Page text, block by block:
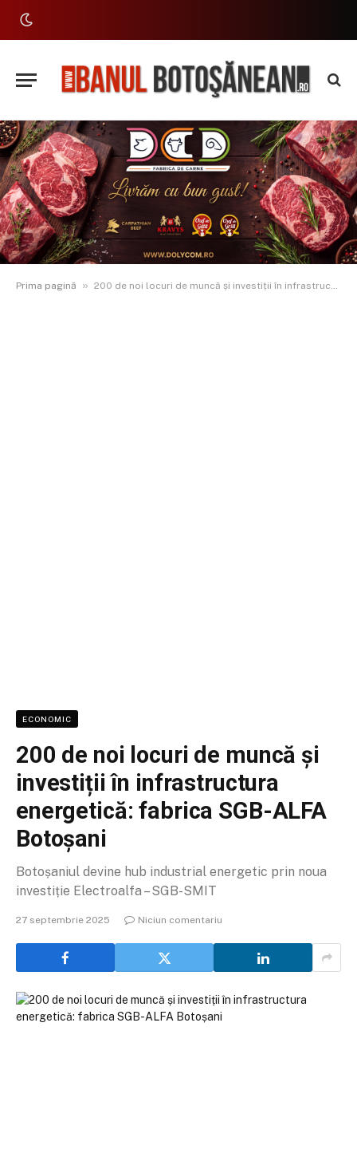
Prima pagină » 200 de noi locuri de muncă și investiții în infrastructura energetică: fabrica SGB-ALFA Botoșani
ECONOMIC
200 de noi locuri de muncă și
investiții în infrastructura
energetică: fabrica SGB-ALFA
Botoșani
Botoșaniul devine hub industrial energetic prin noua
investiție Electroalfa – SGB-SMIT
27 septembrie 2025 Niciun comentariu